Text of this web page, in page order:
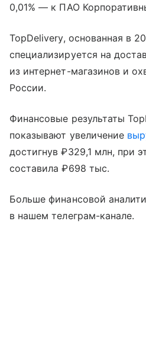
0,01% — к ПАО
TopDelivery, основанная в
специализируется на
из интернет-магазинов и
России.
Финансовые результаты
показывают увеличение
достигнув ₽329,1 млн, при
составила ₽698 тыс.
Больше финансовой
в нашем телеграм-канале.